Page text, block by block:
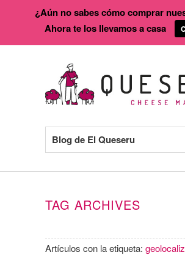
Blog de El Queseru
TAG ARCHIVES
Artículos con la etiqueta:
¿Aún no sabes cómo comprar
Ahora te los llevamos a casa